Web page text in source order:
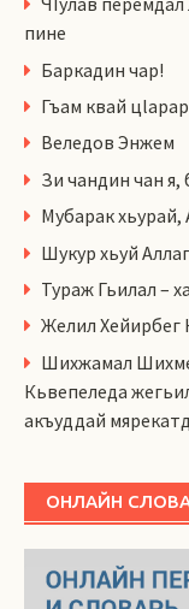
пине
Баркадин чар!
Гъам квай цlарар
Веледов Энжем
Зи чандин чан я,
Мубарак
Шукур хьуй
Тураж Гьилал –
Желил Хейирбег
Шихжамал
Кьвепеледа
акъуддай
ОНЛАЙН